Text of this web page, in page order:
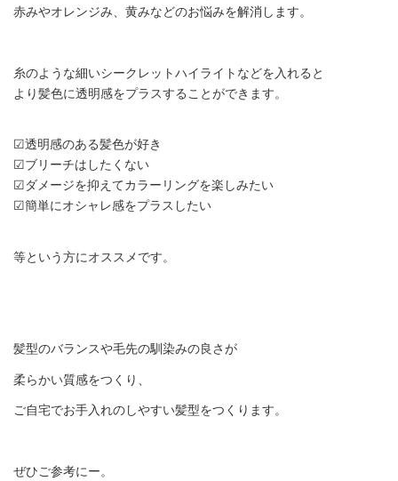
赤みやオレンジみ、黄みなどのお悩みを解消します。
糸のような細いシークレットハイライトなどを入れると
より髪色に透明感をプラスすることができます。
☑︎透明感のある髪色が好き
☑︎ブリーチはしたくない
☑︎ダメージを抑えてカラーリングを楽しみたい
☑︎簡単にオシャレ感をプラスしたい
等という方にオススメです。
髪型のバランスや毛先の馴染みの良さが
柔らかい質感をつくり、
ご自宅でお手入れのしやすい髪型をつくります。
ぜひご参考にー。